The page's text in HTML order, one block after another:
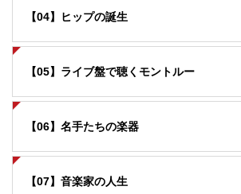
【04】ヒップの誕生
【05】ライブ盤で聴くモントルー
【06】名手たちの楽器
【07】音楽家の人生